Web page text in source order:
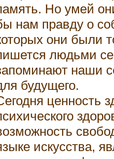
Но умей
нам правду о
они были
людьми
наши
будущего.
ценность
искусства,